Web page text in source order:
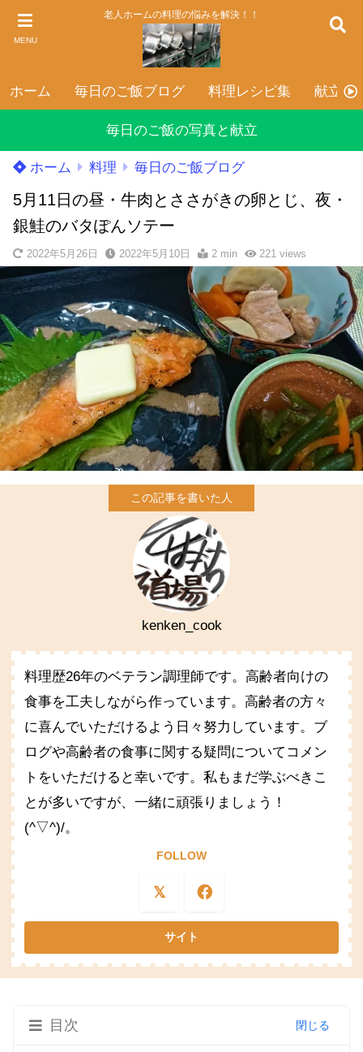
MENU
老人ホームの料理の悩みを解決！！
ホーム 毎日のご飯ブログ 料理レシピ集 献立表
毎日のご飯の写真と献立
ホーム 料理 毎日のご飯ブログ
5月11日の昼・牛肉とささがきの卵とじ、夜・
銀鮭のバタぽんソテー
2022年5月26日 2022年5月10日 2 min 221views
kenken_cook
料理歴26年のベテラン調理師です。高齢者向けの
食事を工夫しながら作っています。高齢者の方々
に喜んでいただけるよう日々努力しています。ブ
ログや高齢者の食事に関する疑問についてコメン
トをいただけると幸いです。私もまだ学ぶべきこ
とが多いですが、一緒に頑張りましょう！
(^▽^)/。
FOLLOW
目次